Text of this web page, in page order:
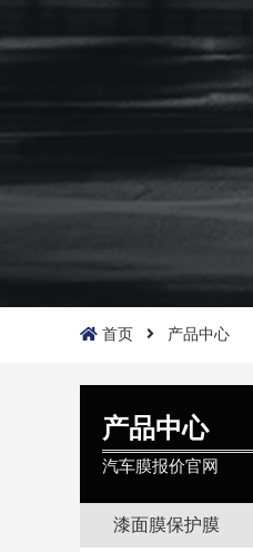
首页 产品中心
产品中心
汽车膜报价官网
漆面膜保护膜